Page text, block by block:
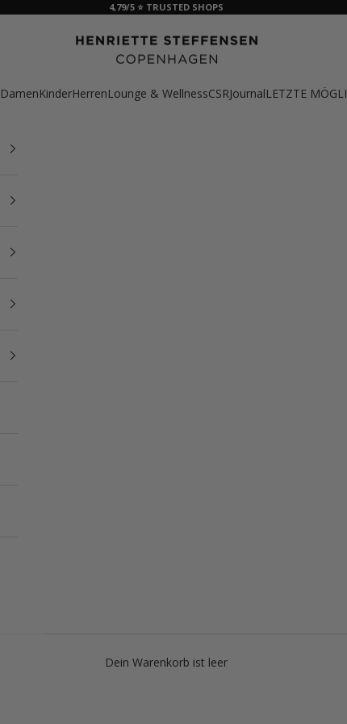
4,79/5 ⭐ TRUSTED SHOPS
HSCPH
DamenKinderHerrenLounge & WellnessCSRJournalLETZTE
Dein Warenkorb ist leer